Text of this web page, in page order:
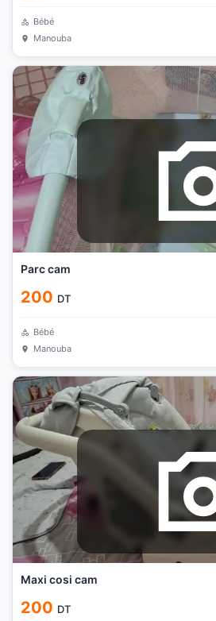
Bébé
Manouba
Parc cam
200 DT
Bébé
Manouba
Maxi cosi cam
200 DT